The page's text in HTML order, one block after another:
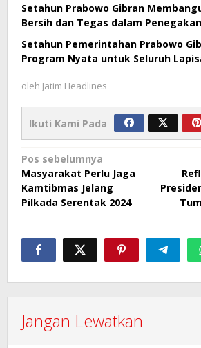
Setahun Prabowo Gibran
Bersih dan Tegas dalam
Setahun Pemerintahan Prabowo
Program Nyata untuk Seluruh
oleh Jatim Headlines
Ikuti Kami Pada
Navigasi
pos
Pos sebelumnya
Masyarakat Perlu Jaga
Kamtibmas Jelang
Pilkada Serentak 2024
Jangan Lewatkan